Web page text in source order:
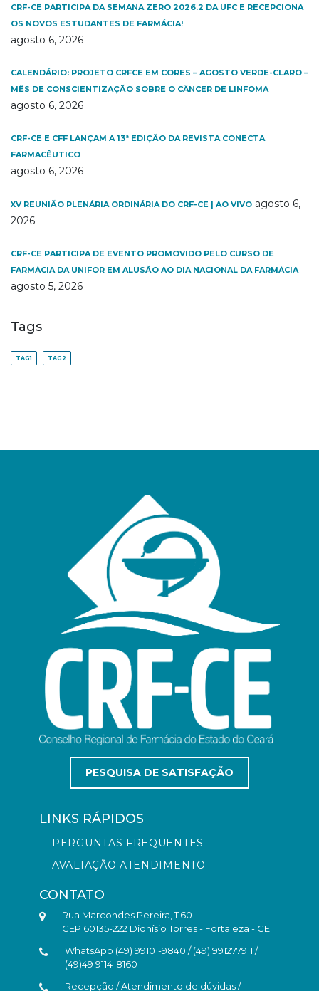
CRF-CE PARTICIPA DA SEMANA ZERO 2026.2 DA UFC E RECEPCIONA
OS NOVOS ESTUDANTES DE FARMÁCIA!
agosto 6, 2026
CALENDÁRIO: PROJETO CRFCE EM CORES – AGOSTO VERDE-CLARO –
MÊS DE CONSCIENTIZAÇÃO SOBRE O CÂNCER DE LINFOMA
agosto 6, 2026
CRF-CE E CFF LANÇAM A 13ª EDIÇÃO DA REVISTA CONECTA
FARMACÊUTICO
agosto 6, 2026
XV REUNIÃO PLENÁRIA ORDINÁRIA DO CRF-CE | AO VIVO agosto 6,
2026
CRF-CE PARTICIPA DE EVENTO PROMOVIDO PELO CURSO DE
FARMÁCIA DA UNIFOR EM ALUSÃO AO DIA NACIONAL DA FARMÁCIA
agosto 5, 2026
Tags
TAG1 TAG2
PESQUISA DE SATISFAÇÃO
LINKS RÁPIDOS
PERGUNTAS FREQUENTES
AVALIAÇÃO ATENDIMENTO
CONTATO
Rua Marcondes Pereira, 1160
CEP 60135-222 Dionísio Torres - Fortaleza - CE
WhatsApp (49) 99101-9840 / (49) 991277911 /
(49)49 9114-8160
Recepção / Atendimento de dúvidas /